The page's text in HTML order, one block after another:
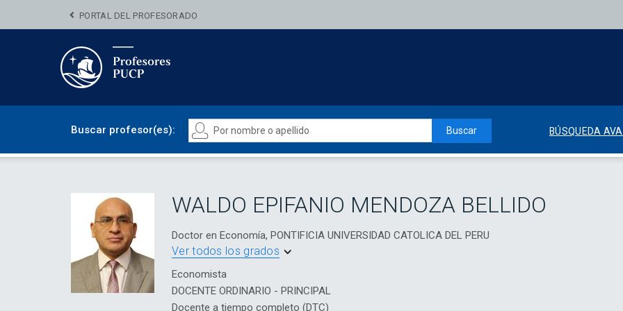
PORTAL DEL PROFESORADO
Buscar profesor(es): Buscar BÚSQUEDA
WALDO EPIFANIO MENDOZA BELLIDO
Doctor en Economía, PONTIFICIA UNIVERSIDAD CATOLICA DEL PERU
Ver todos los grados
Economista
DOCENTE ORDINARIO - PRINCIPAL
Docente a tiempo completo (DTC)